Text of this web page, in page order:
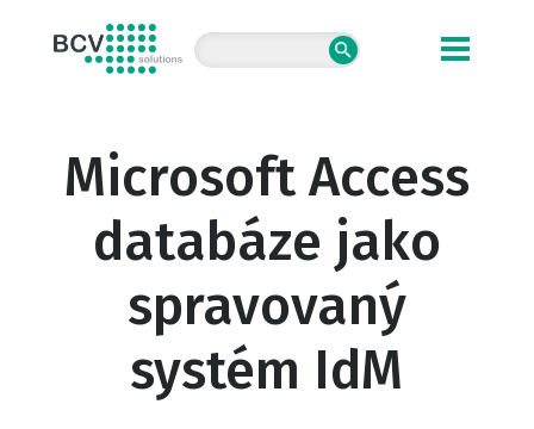
BCV solutions s.r.o.
Microsoft Access
databáze jako
spravovaný
systém IdM